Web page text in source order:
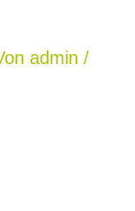
admin /